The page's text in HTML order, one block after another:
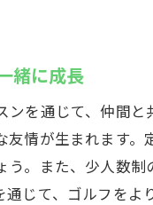
初心者に
初心者で
安心して
周囲のサ
緒に成長
ンを通じて、仲間
情が生まれます
う。また、少人数
じて、ゴルフをよ